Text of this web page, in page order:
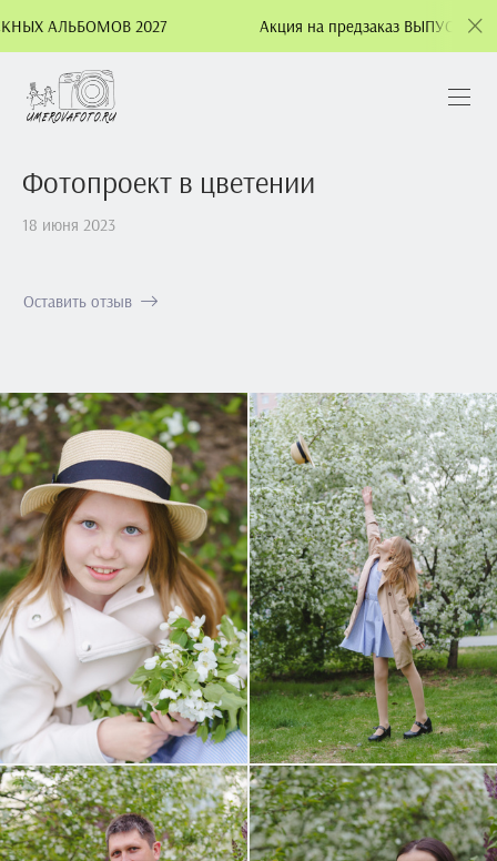
2027 Акция на предзаказ ВЫПУСКНЫХ АЛЬБОМОВ
Фотопроект в цветении
18 июня 2023
Оставить отзыв